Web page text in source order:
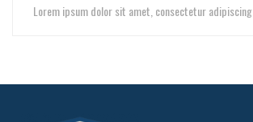
Lorem ipsum dolor sit amet, consectetur adipiscing...